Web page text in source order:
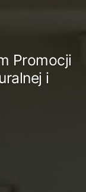
Promocji
i